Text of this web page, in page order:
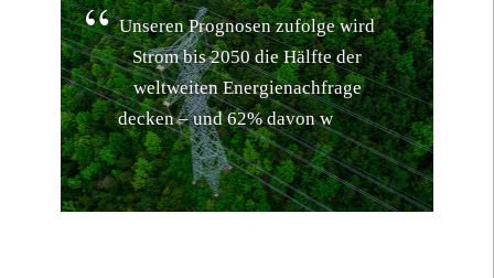
Unseren Prognosen zufolge wird
Strom bis 2050 die Hälfte der
weltweiten Energienachfrage
decken – und 62% davon werden
aus Solar- und Windkraftanlagen
st